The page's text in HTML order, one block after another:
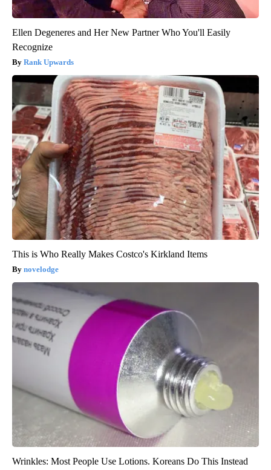
Ellen Degeneres and Her New Partner Who You'll Easily
Recognize
Rank Upwards
This is Who Really Makes Costco's Kirkland Items
novelodge
Wrinkles: Most People Use Lotions. Koreans Do This Instead